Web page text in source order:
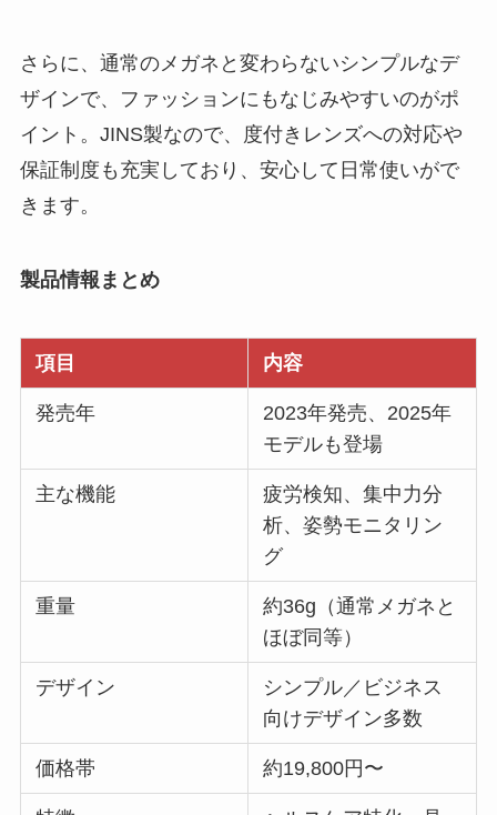
さらに、通常のメガネと変わらないシンプルなデ
ザインで、ファッションにもなじみやすいのがポ
イント。JINS製なので、度付きレンズへの対応や
保証制度も充実しており、安心して日常使いがで
きます。
製品情報まとめ
項目 内容
発売年
2023年発売、2025年
モデルも登場
主な機能
疲労検知、集中力分
析、姿勢モニタリン
グ
重量
約36g（通常メガネと
ほぼ同等）
デザイン
シンプル／ビジネス
向けデザイン多数
価格帯 約19,800円〜